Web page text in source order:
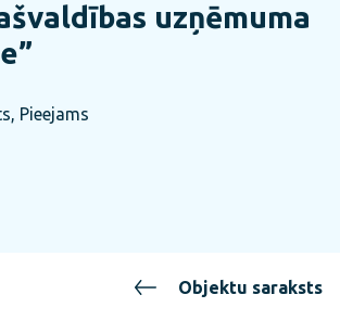
uzņēmuma
Pieejams
Objektu saraksts